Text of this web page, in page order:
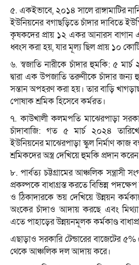
৫. একইভাবে, ২০১৪ সালে রাঙ্গামাটির
ইউনিয়নের বগাছড়িতে চাঁদার দাবিতে
কৃষকদের প্রায় ১২ একর আনারস বাগান
ধ্বংস করা হয়, যার মূল্য ছিল প্রায় ১০
৬. স্বজাতি নারীকে চাঁদার হুমকি: ৫
দ্বারা এক উপজাতি তরুণীকে চাঁদার জন্য
সন্তান অপহরণ করা হয়। তার বাড়ি
পোষাক শ্রমিক হিসেবে কর্মরত।
৭. কাউখালী কলমপতি মাঝেরপাড়া
চাঁদাবাজি: গত ৫ মার্চ ২০২৪
ইউনিয়নের মাঝেরপাড়া স্কুল নির্মাণ কাজ
শ্রমিকদের অস্ত্র দেখিয়ে হুমকি প্রদান
৮. পার্বত্য চট্টগ্রামের আঞ্চলিক সন্ত্রাসী
প্রকল্পকে বাধাগ্রস্ত করতে বিভিন্ন
ও ঠিকাদারকে ভয় দেখিয়ে উন্নয়ন
অংকের চাঁদাও আদায় করছে এবং
এতে পাহাড়ের উন্নয়নমূলক কর্মকাণ্ড
এছাড়াও সরকারি টেন্ডারের বাজেটের
থেকে আঞ্চলিক দল আদায় করে।